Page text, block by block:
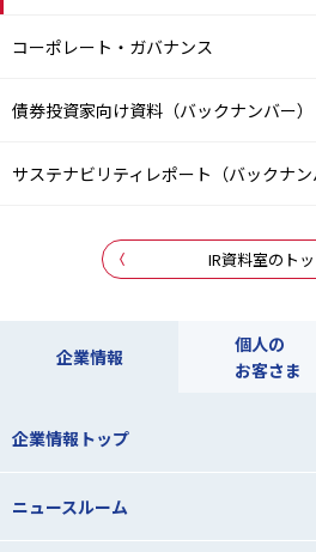
コーポレート・ガバナンス
債券投資家向け資料（バックナンバー）
サステナビリティレポート（バックナン
IR資料室のト
企業情報
個人の
お客さま
企業情報トップ
ニュースルーム